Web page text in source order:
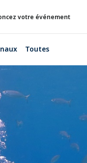
votre événement
Toutes